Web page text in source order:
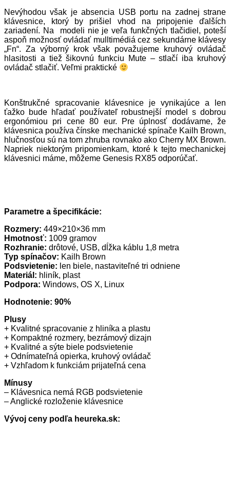
Nevýhodou však je absencia USB portu na zadnej strane
klávesnice, ktorý by prišiel vhod na pripojenie ďalších
zariadení. Na modeli nie je veľa funkčných tlačidiel, poteší
aspoň možnosť ovládať mulltimédiá cez sekundárne klávesy
„Fn“. Za výborný krok však považujeme kruhový ovládač
hlasitosti a tiež šikovnú funkciu Mute – stlačí iba kruhový
ovládač stlačiť. Veľmi praktické
Konštrukčné spracovanie klávesnice je vynikajúce a len
ťažko bude hľadať používateľ robustnejší model s dobrou
ergonómiou pri cene 80 eur. Pre úplnosť dodávame, že
klávesnica používa čínske mechanické spínače Kailh Brown,
hlučnosťou sú na tom zhruba rovnako ako Cherry MX Brown.
Napriek niektorým pripomienkam, ktoré k tejto mechanickej
klávesnici máme, môžeme Genesis RX85 odporúčať.
Parametre a špecifikácie:
Rozmery: 449×210×36 mm
Hmotnosť: 1009 gramov
Rozhranie: drôtové, USB, dĺžka káblu 1,8 metra
Typ spínačov: Kailh Brown
Podsvietenie: len biele, nastaviteľné tri odniene
Materiál: hliník, plast
Podpora: Windows, OS X, Linux
Hodnotenie: 90%
Plusy
+ Kvalitné spracovanie z hliníka a plastu
+ Kompaktné rozmery, bezrámový dizajn
+ Kvalitné a sýte biele podsvietenie
+ Odnímateľná opierka, kruhový ovládač
+ Vzhľadom k funkciám prijateľná cena
Mínusy
– Klávesnica nemá RGB podsvietenie
– Anglické rozloženie klávesnice
Vývoj ceny podľa heureka.sk: